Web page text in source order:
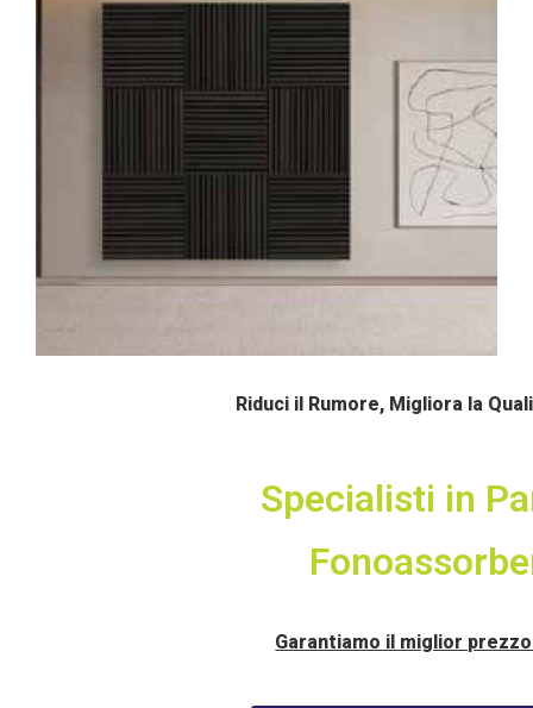
Riduci il Rumore, Migliora la
Specialisti in
Garantiamo il miglior